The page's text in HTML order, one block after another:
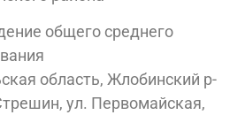
общего среднего
область, Жлобинский р-
ул. Первомайская,